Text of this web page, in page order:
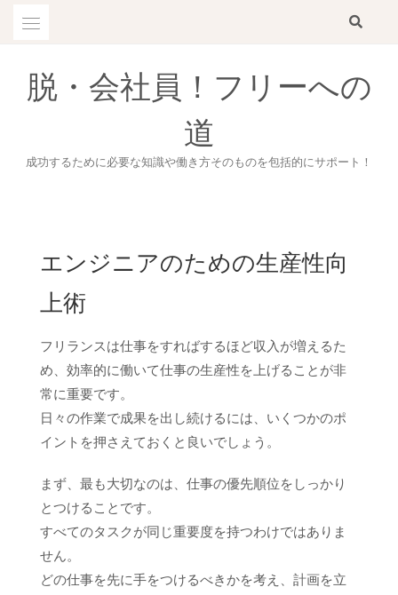
脱・会社員！フリーへの
道
成功するために必要な知識や働き方そのものを包括的にサポート！
エンジニアのための生産性向
上術
フリランスは仕事をすればするほど収入が増えるた
め、効率的に働いて仕事の生産性を上げることが非
常に重要です。
日々の作業で成果を出し続けるには、いくつかのポ
イントを押さえておくと良いでしょう。
まず、最も大切なのは、仕事の優先順位をしっかり
とつけることです。
すべてのタスクが同じ重要度を持つわけではありま
せん。
どの仕事を先に手をつけるべきかを考え、計画を立